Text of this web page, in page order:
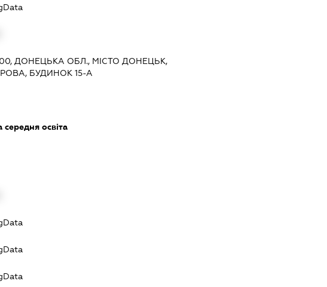
ДОНЕЦЬКА ОБЛ., МІСТО ДОНЕЦЬК,
БУДИНОК 15-А
середня освіта